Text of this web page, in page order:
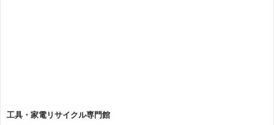
工具・家電リサイクル専門館